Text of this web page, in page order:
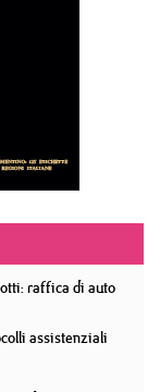
raffica di auto
assistenziali